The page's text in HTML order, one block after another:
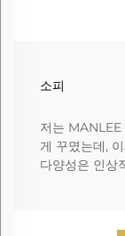
소피
저는 MANLEE
게 꾸몄는데,
다양성은 인상